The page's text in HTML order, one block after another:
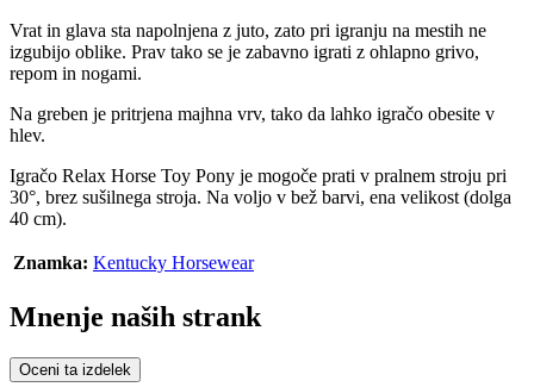
Vrat in glava sta napolnjena z juto, zato pri igranju na mestih ne
izgubijo oblike. Prav tako se je zabavno igrati z ohlapno grivo,
repom in nogami.
Na greben je pritrjena majhna vrv, tako da lahko igračo obesite v
hlev.
Igračo Relax Horse Toy Pony je mogoče prati v pralnem stroju pri
30°, brez sušilnega stroja. Na voljo v bež barvi, ena velikost (dolga
40 cm).
Znamka: Kentucky Horsewear
Mnenje naših strank
Oceni ta izdelek